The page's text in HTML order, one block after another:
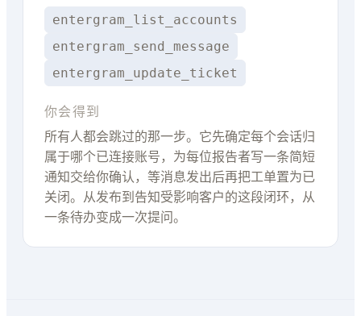
entergram_list_accounts
entergram_send_message
entergram_update_ticket
你会得到
所有人都会跳过的那一步。它先确定每个会话归
属于哪个已连接账号，为每位报告者写一条简短
通知交给你确认，等消息发出后再把工单置为已
关闭。从发布到告知受影响客户的这段闭环，从
一条待办变成一次提问。